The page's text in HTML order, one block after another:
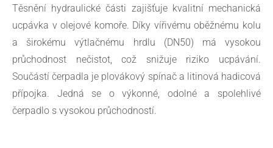
Těsnění hydraulické části zajišťuje kvalitní mechanická
ucpávka v olejové komoře. Díky vířivému oběžnému kolu
a širokému výtlačnému hrdlu (DN50) má vysokou
průchodnost nečistot, což snižuje riziko ucpávání.
Součástí čerpadla je plovákový spínač a litinová hadicová
přípojka. Jedná se o výkonné, odolné a spolehlivé
čerpadlo s vysokou průchodností.